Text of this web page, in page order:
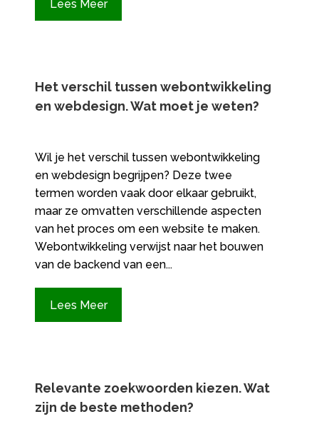
Lees Meer
Het verschil tussen webontwikkeling
en webdesign.​ Wat moet je weten?
Wil je het verschil tussen webontwikkeling
en webdesign begrijpen? Deze twee
termen worden vaak door elkaar gebruikt,
maar ze omvatten verschillende aspecten
van het proces om een website te maken.
Webontwikkeling verwijst naar het bouwen
van de backend van een...
Lees Meer
Relevante zoekwoorden kiezen.​ Wat
zijn de beste methoden?